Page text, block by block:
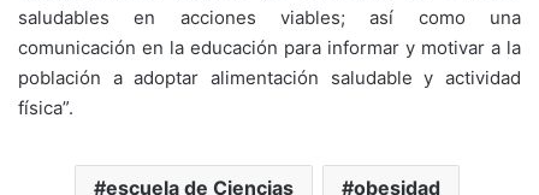
saludables en acciones viables; así como una
comunicación en la educación para informar y motivar a la
población a adoptar alimentación saludable y actividad
física”.
escuela de Ciencias obesidad